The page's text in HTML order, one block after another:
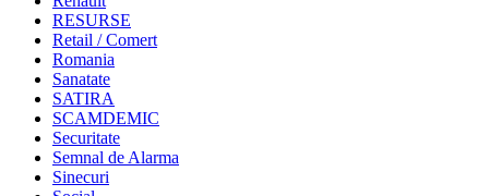
RESURSE
Retail / Comert
Romania
Sanatate
SATIRA
SCAMDEMIC
Securitate
Semnal de Alarma
Sinecuri